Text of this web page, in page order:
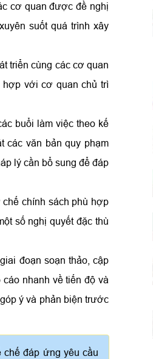
cơ quan được đề nghị
suốt quá trình xây
triển cùng các cơ quan
hợp với cơ quan chủ trì
buổi làm việc theo kế
các văn bản quy phạm
lý cần bổ sung để đáp
chính sách phù hợp
số nghị quyết đặc thù
đoạn soạn thảo, cập
nhanh về tiến độ và
ý và phản biện trước
chế đáp ứng yêu cầu